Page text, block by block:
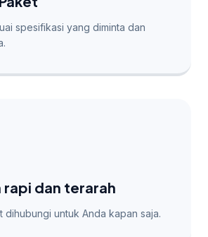
spesifikasi yang diminta dan
rapi dan terarah
dihubungi untuk Anda kapan saja.